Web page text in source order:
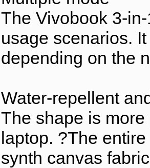
The Vivobook 3-
usage scenarios.
depending on the
Water-repellent
The shape is
laptop. ?The
synth canvas